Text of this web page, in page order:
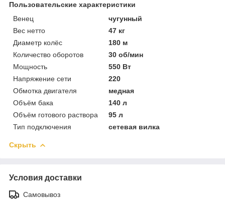
Пользовательские характеристики
Венец
чугунный
Вес нетто
47 кг
Диаметр колёс
180 м
Количество оборотов
30 об/мин
Мощность
550 Вт
Напряжение сети
220
Обмотка двигателя
медная
Объём бака
140 л
Объём готового раствора
95 л
Тип подключения
сетевая вилка
Скрыть
Условия доставки
Самовывоз